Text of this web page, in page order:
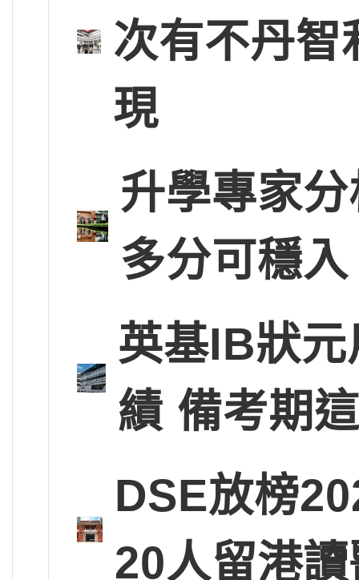
次有不丹智
現
升學專家
多分可穩
英基IB狀
績 備考期
DSE放榜
20人留港